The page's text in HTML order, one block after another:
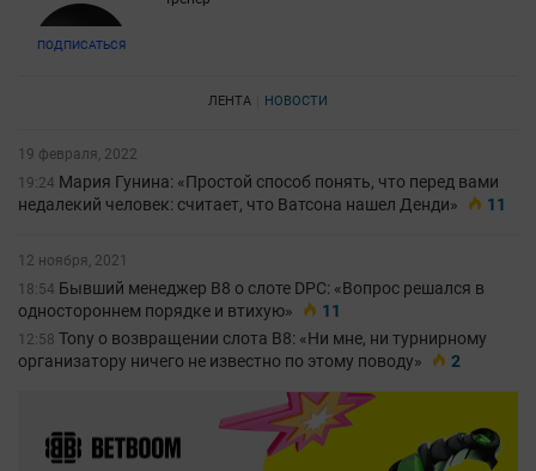
ПОДПИСАТЬСЯ
ЛЕНТА НОВОСТИ
19 февраля, 2022
19:24 Мария Гунина: «Простой способ понять, что перед вами
недалекий человек: считает, что Ватсона нашел Денди»
11
12 ноября, 2021
18:54 Бывший менеджер B8 о слоте DPC: «Вопрос решался в
одностороннем порядке и втихую»
11
12:58 Tony о возвращении слота B8: «Ни мне, ни турнирному
организатору ничего не известно по этому поводу»
2